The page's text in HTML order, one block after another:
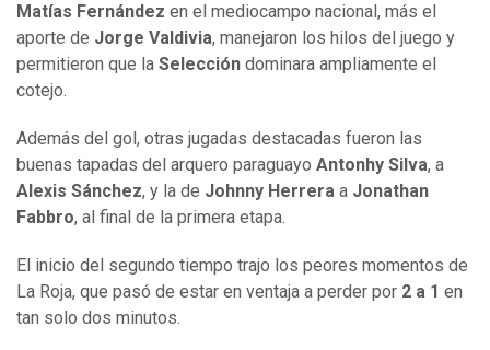
Matías Fernández en el mediocampo nacional, más el
aporte de Jorge Valdivia, manejaron los hilos del juego y
permitieron que la Selección dominara ampliamente el
cotejo.
Además del gol, otras jugadas destacadas fueron las
buenas tapadas del arquero paraguayo Antonhy Silva, a
Alexis Sánchez, y la de Johnny Herrera a Jonathan
Fabbro, al final de la primera etapa.
El inicio del segundo tiempo trajo los peores momentos de
La Roja, que pasó de estar en ventaja a perder por 2 a 1 en
tan solo dos minutos.